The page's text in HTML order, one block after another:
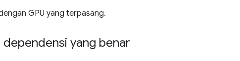
GPU yang terpasang.
yang benar